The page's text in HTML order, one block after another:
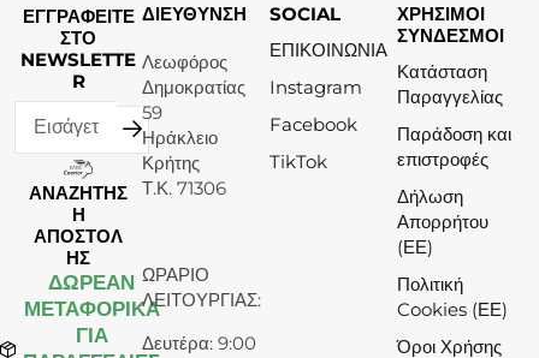
ΕΓΓΡΑΦΕΙΤΕ
ΣΤΟ
NEWSLETTE
R
ΑΝΑΖΗΤΗΣ
Η
ΑΠΟΣΤΟΛ
ΗΣ
ΔΩΡΕΆΝ
ΜΕΤΑΦΟΡΙΚΑ
ΓΙΑ
ΔΙΕΥΘΥΝΣΗ
Λεωφόρος
Δημοκρατίας
59
Ηράκλειο
Κρήτης
Τ.Κ. 71306
ΩΡΑΡΙΟ
ΛΕΙΤΟΥΡΓΙΑΣ:
Δευτέρα: 9:00
SOCIAL
ΕΠΙΚΟΙΝΩΝΙΑ
Instagram
Facebook
TikTok
ΧΡΗΣΙΜΟΙ
ΣΥΝΔΕΣΜΟΙ
Κατάσταση
Παραγγελίας
Παράδοση και
επιστροφές
Δήλωση
Απορρήτου
(ΕΕ)
Πολιτική
Cookies (ΕΕ)
Όροι Χρήσης